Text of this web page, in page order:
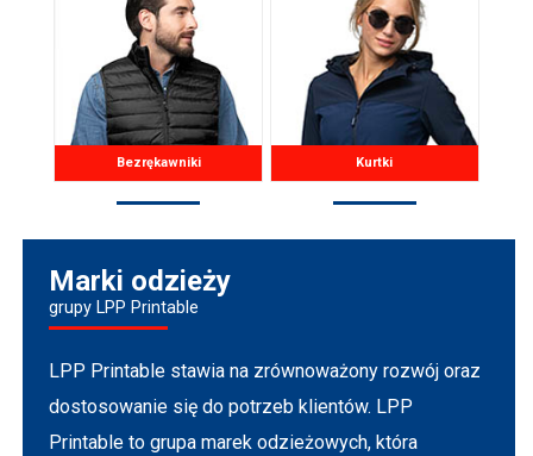
Bezrękawniki Kurtki
Marki odzieży
grupy LPP Printable
LPP Printable stawia na zrównoważony rozwój oraz
dostosowanie się do potrzeb klientów. LPP
Printable to grupa marek odzieżowych, która